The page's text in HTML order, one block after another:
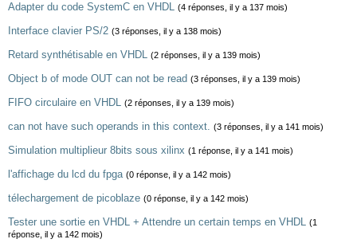
Adapter du code SystemC en VHDL (4 réponses, il y a 137 mois)
Interface clavier PS/2 (3 réponses, il y a 138 mois)
Retard synthétisable en VHDL (2 réponses, il y a 139 mois)
Object b of mode OUT can not be read (3 réponses, il y a 139 mois)
FIFO circulaire en VHDL (2 réponses, il y a 139 mois)
can not have such operands in this context. (3 réponses, il y a 141 mois)
Simulation multiplieur 8bits sous xilinx (1 réponse, il y a 141 mois)
l'affichage du lcd du fpga (0 réponse, il y a 142 mois)
télechargement de picoblaze (0 réponse, il y a 142 mois)
Tester une sortie en VHDL + Attendre un certain temps en VHDL (1
réponse, il y a 142 mois)